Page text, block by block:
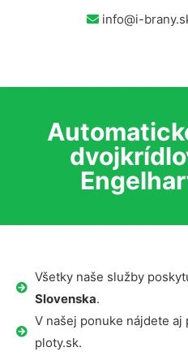
info@i-
Všetky naše služby
Slovenska.
V našej ponuke nájdete
ploty.sk.